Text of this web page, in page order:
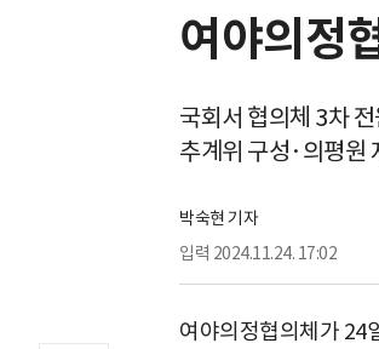
여야의정
국회서 협의체 3차
추계위 구성·의평원
박숙현 기자
입력 2024.11.24. 17:02
여야의정협의체가 24